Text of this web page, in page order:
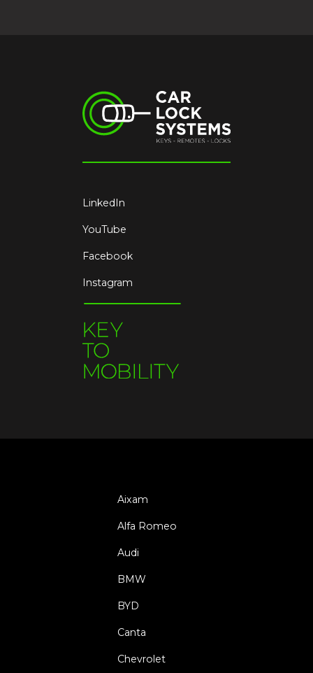
LinkedIn
YouTube
Facebook
Instagram
Aixam
Alfa Romeo
Audi
BMW
BYD
Canta
Chevrolet